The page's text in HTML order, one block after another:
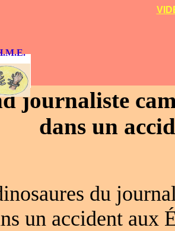
journaliste
dans un
du
un accident aux